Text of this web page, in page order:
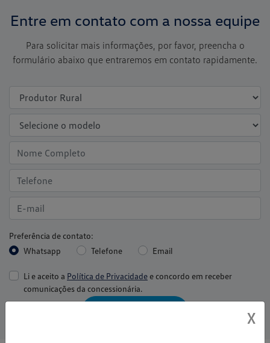
Entre em contato com a nossa equipe
Para solicitar mais informações, por favor, preencha o
formulário abaixo que entraremos em contato rapidamente.
Preferência de contato:
Whatsapp
Telefone Email
Li e aceito a Política de Privacidadee concordo em receber
comunicações da concessionária.
X